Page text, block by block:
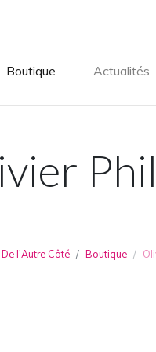
Boutique Actualités
l'Autre Côté Boutique